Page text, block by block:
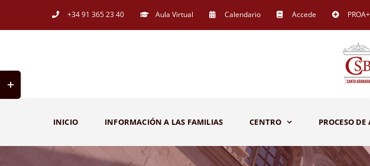
al
+34 91 365 23 40 Aula Virtual Calendario Accede PROA+
INICIO INFORMACIÓN A LAS FAMILIAS CENTRO PROCESO
Toggle
Sliding